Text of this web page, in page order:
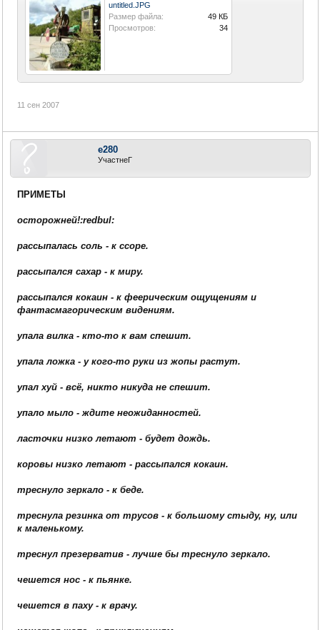
untitled.JPG
Размер файла:
49 КБ
Просмотров:
34
11 сен 2007
e280
УчастнеГ
ПРИМЕТЫ
осторожней!:redbul:
рассыпалась соль - к ссоре.
рассыпался сахар - к миру.
рассыпался кокаин - к феерическим ощущениям и
фантасмагорическим видениям.
упала вилка - кто-то к вам спешит.
упала ложка - у кого-то руки из жопы растут.
упал хуй - всё, никто никуда не спешит.
упало мыло - ждите неожиданностей.
ласточки низко летают - будет дождь.
коровы низко летают - рассыпался кокаин.
треснуло зеркало - к беде.
треснула резинка от трусов - к большому стыду, ну, или
к маленькому.
треснул презерватив - лучше бы треснуло зеркало.
чешется нос - к пьянке.
чешется в паху - к врачу.